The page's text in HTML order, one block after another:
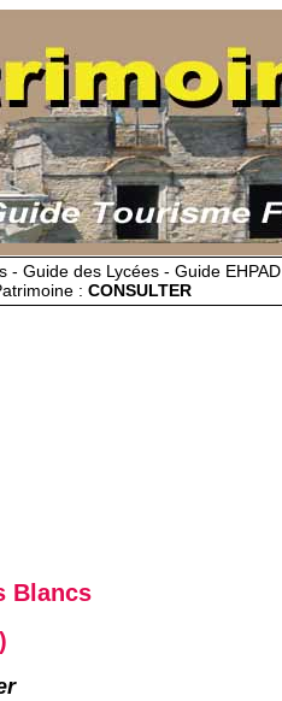
Guide des Lycées - Guide EHPAD
: CONSULTER
Blancs